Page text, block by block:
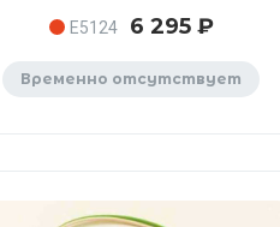
E5124 6 295 ₽
Временно отсутствует